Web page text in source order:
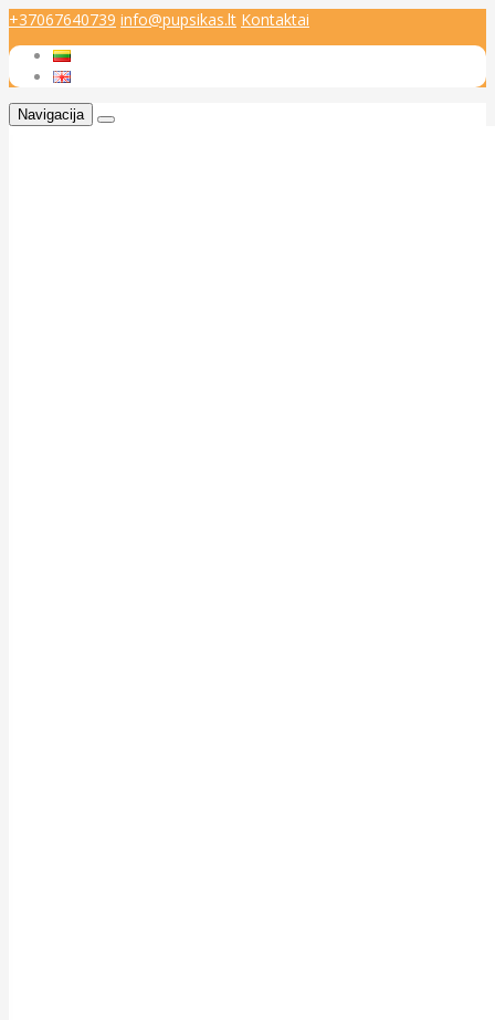
+37067640739 info@pupsikas.lt Kontaktai
Navigacija